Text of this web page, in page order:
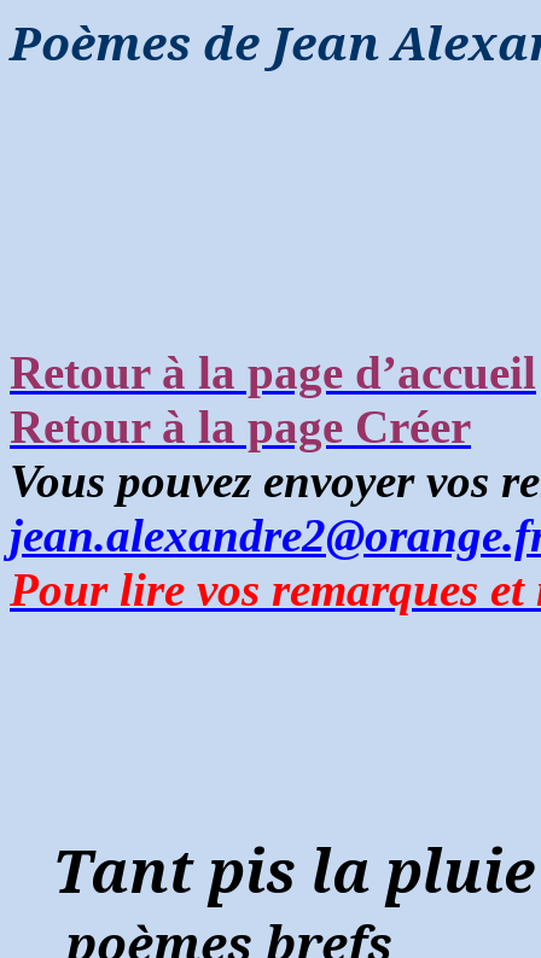
Poèmes de Jean
Retour à la page d’accueil
Retour à la page Créer
Vous pouvez envoyer vos
Pour lire vos remarques et
Tant pis la pluie
poèmes brefs